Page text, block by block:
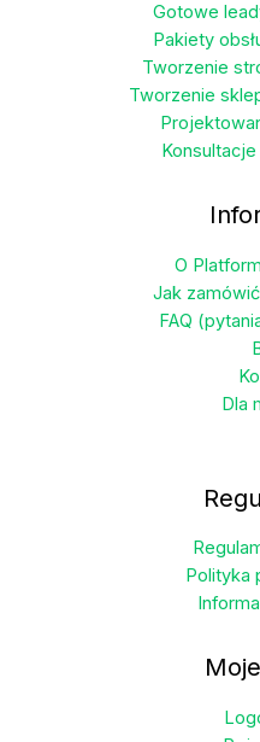
Gotowe
Pakiety
Tworzenie
Tworzenie
O
Jak
FAQ
Dla
Polityka